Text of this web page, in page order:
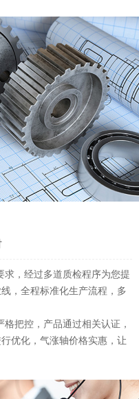
求，经过多道质检程序为您提
，全程标准化生产流程，多
把控，产品通过相关认证，
优化，气涨轴价格实惠，让